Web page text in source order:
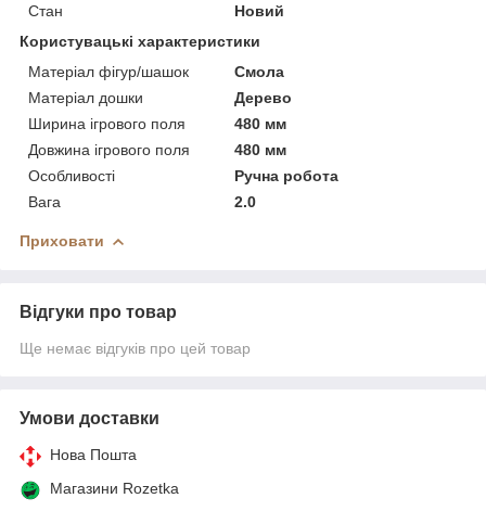
Стан
Новий
Користувацькі характеристики
Матеріал фігур/шашок
Смола
Матеріал дошки
Дерево
Ширина ігрового поля
480 мм
Довжина ігрового поля
480 мм
Особливості
Ручна робота
Вага
2.0
Приховати
Відгуки про товар
Ще немає відгуків про цей товар
Умови доставки
Нова Пошта
Магазини Rozetka